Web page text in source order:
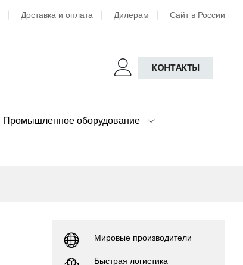
Доставка и оплата Дилерам Сайт в России
КОНТАКТЫ
Промышленное оборудование
Мировые производители
Быстрая логистика